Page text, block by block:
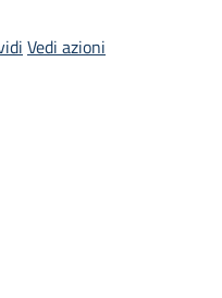
Vedi azioni